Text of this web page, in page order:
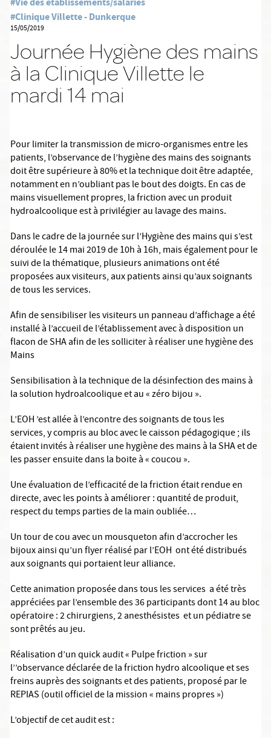
#Clinique Villette - Dunkerque
15/05/2019
Journée Hygiène des mains
à la Clinique Villette le
mardi 14 mai
Pour limiter la transmission de micro-organismes entre les
patients, l’observance de l’hygiène des mains des soignants
doit être supérieure à 80% et la technique doit être adaptée,
notamment en n’oubliant pas le bout des doigts. En cas de
mains visuellement propres, la friction avec un produit
hydroalcoolique est à privilégier au lavage des mains.
Dans le cadre de la journée sur l’Hygiène des mains qui s’est
déroulée le 14 mai 2019 de 10h à 16h, mais également pour le
suivi de la thématique, plusieurs animations ont été
proposées aux visiteurs, aux patients ainsi qu’aux soignants
de tous les services.
Afin de sensibiliser les visiteurs un panneau d’affichage a été
installé à l’accueil de l’établissement avec à disposition un
flacon de SHA afin de les solliciter à réaliser une hygiène des
Mains
Sensibilisation à la technique de la désinfection des mains à
la solution hydroalcoolique et au « zéro bijou ».
L’EOH ’est allée à l’encontre des soignants de tous les
services, y compris au bloc avec le caisson pédagogique ; ils
étaient invités à réaliser une hygiène des mains à la SHA et de
les passer ensuite dans la boite à « coucou ».
Une évaluation de l’efficacité de la friction était rendue en
directe, avec les points à améliorer : quantité de produit,
respect du temps parties de la main oubliée…
Un tour de cou avec un mousqueton afin d’accrocher les
bijoux ainsi qu’un flyer réalisé par l’EOH ont été distribués
aux soignants qui portaient leur alliance.
Cette animation proposée dans tous les services a été très
appréciées par l’ensemble des 36 participants dont 14 au bloc
opératoire : 2 chirurgiens, 2 anesthésistes et un pédiatre se
sont prêtés au jeu.
Réalisation d’un quick audit « Pulpe friction » sur
l’’observance déclarée de la friction hydro alcoolique et ses
freins auprès des soignants et des patients, proposé par le
REPIAS (outil officiel de la mission « mains propres »)
L’objectif de cet audit est :